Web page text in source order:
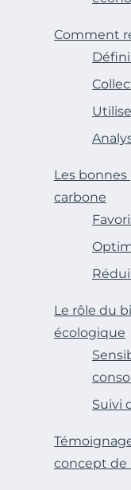
Comment
Les
carbone
Le rôle du
écologique
Suivi
concept de